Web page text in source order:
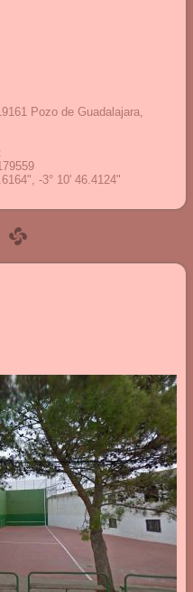
Pozo de Guadalajara,
-3° 10' 46.4124"